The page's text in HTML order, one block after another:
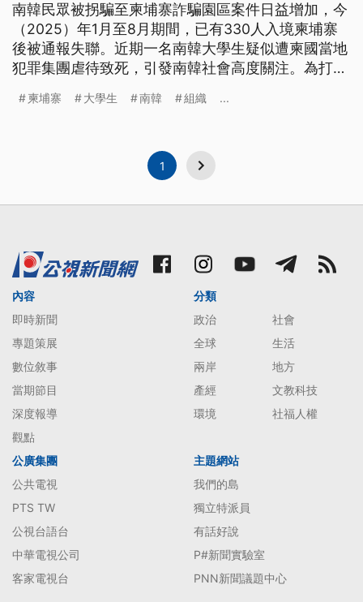
南韓民眾被拐騙至柬埔寨詐騙園區案件日益增加，今
（2025）年1月至8月期間，已有330人入境柬埔寨
後被通報失聯。近期一名南韓大學生疑似遭柬國當地
犯罪集團虐待致死，引發南韓社會高度關注。為打擊
聯手對來自中國的太子集團實施制裁，除凍結集團董
柬埔寨 大學生 南韓 組織 ...
1
內容
即時新聞
專題策展
數位敘事
當期節目
深度報導
觀點
分類
政治
社會
全球
生活
兩岸
地方
產經
文教科技
環境
社福人權
公廣集團
公共電視
PTS TW
公視台語台
中華電視公司
客家電視台
主題網站
我們的島
獨立特派員
有話好說
P#新聞實驗室
PNN新聞議題中心